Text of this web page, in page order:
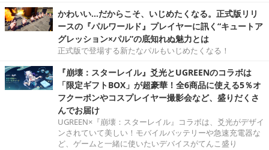
かわいい…だからこそ、いじめたくなる。正式版リリ
ースの『パルワールド』プレイヤーに訊く“キュートア
グレッション×パル”の底知れぬ魅力とは
正式版で登場する新たなパルもいじめたくなる！
『崩壊：スターレイル』爻光とUGREENのコラボは
「限定ギフトBOX」が超豪華！全6商品に使える5％オ
フクーポンやコスプレイヤー撮影会など、盛りだくさ
んでお届け
UGREEN×『崩壊：スターレイル』コラボは、爻光がデザイ
ンされていて美しい！モバイルバッテリーや急速充電器な
ど、ゲームと一緒に使いたいデバイスがてんこ盛り